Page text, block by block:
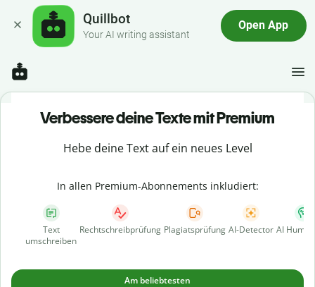
Quillbot
Your AI writing assistant
Open App
Verbessere deine Texte mit Premium
Hebe deine Text auf ein neues Level
In allen Premium-Abonnements inkludiert:
Text
umschreiben
Rechtschreibprüfung Plagiatsprüfung AI-Detector AI
Am beliebtesten